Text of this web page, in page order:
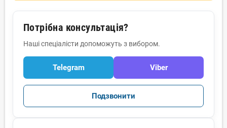
Потрібна консультація?
Наші спеціалісти допоможуть з вибором.
Telegram Viber
Подзвонити